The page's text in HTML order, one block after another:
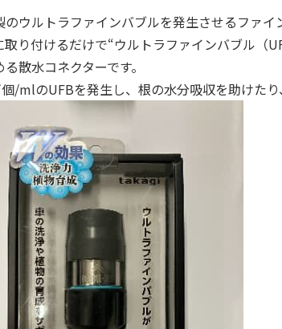
のウルトラファインバブルを発生させるファイ
取り付けるだけで“ウルトラファインバブル（
散水コネクターです。
/mlのUFBを発生し、根の水分吸収を助けた